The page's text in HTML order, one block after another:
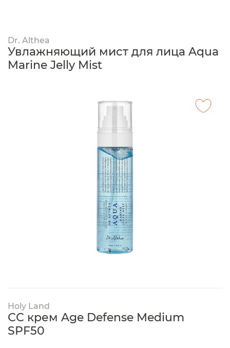
Dr. Althea
Увлажняющий мист для лица Aqua
Marine Jelly Mist
Holy Land
СС крем Age Defense Medium
SPF50